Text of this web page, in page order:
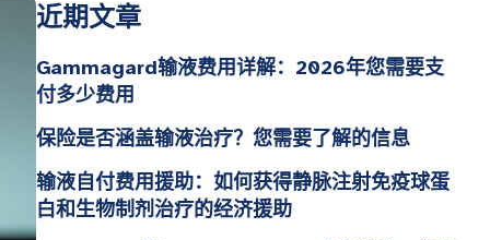
近期文章
Gammagard输液费用详解：2026年您需要支
付多少费用
保险是否涵盖输液治疗？您需要了解的信息
输液自付费用援助：如何获得静脉注射免疫球蛋
白和生物制剂治疗的经济援助